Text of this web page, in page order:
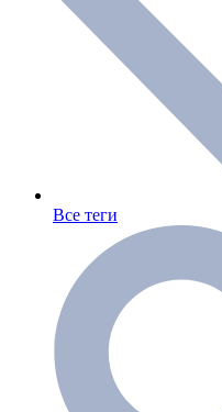
Все теги